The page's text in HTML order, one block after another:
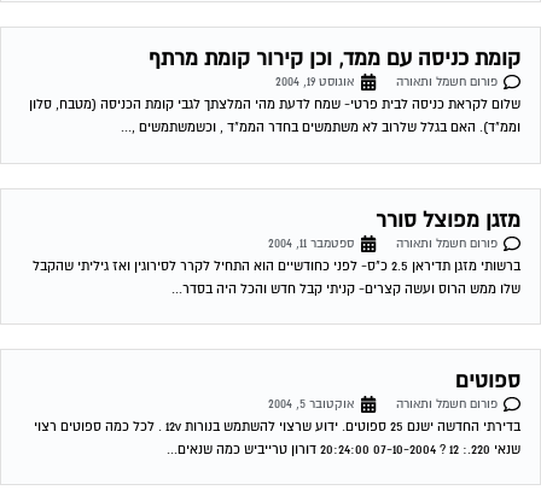
ספוטים
פורום חשמל ותאורה
אוקטובר 5, 2004
בדירתי החדשה ישנם 25 ספוטים. ידוע שרצוי להשתמש בנורות 12v . לכל כמה ספוטים רצוי
שנאי 220.: 12 ? 07-10-2004 20:24:00 דורון טרייביש כמה שנאים...
אישי לוועדי בתים!
בעלי מקצוע